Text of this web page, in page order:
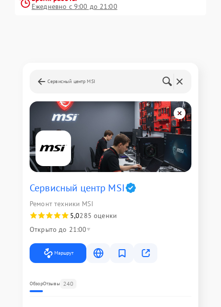
Ежедневно с 9:00 до 21:00
Сервисный центр MSI
Сервисный центр MSI
Ремонт техники MSI
5,0285 оценки
Открыто до 21:00
Маршрут
ОбзорОтзывы 240